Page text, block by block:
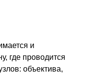
и
где проводится
объектива,